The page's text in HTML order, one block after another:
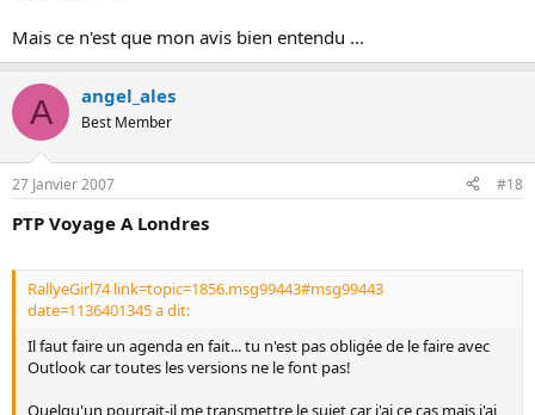
Mais ce n'est que mon avis bien entendu ...
A angel_ales
Best Member
27 Janvier 2007 #18
PTP Voyage A Londres
RallyeGirl74 link=topic=1856.msg99443#msg99443
date=1136401345 a dit:
Il faut faire un agenda en fait... tu n'est pas obligée de le faire avec
Outlook car toutes les versions ne le font pas!
Quelqu'un pourrait-il me transmettre le sujet car j'ai ce cas mais j'ai